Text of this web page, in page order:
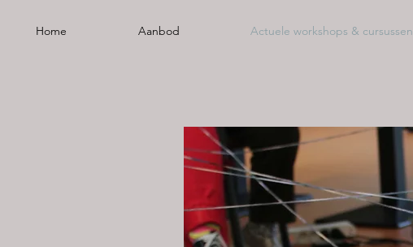
Home Aanbod Actuele workshops & cursussen